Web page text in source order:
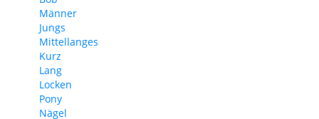
Männer
Jungs
Mittellanges
Kurz
Lang
Locken
Pony
Nägel